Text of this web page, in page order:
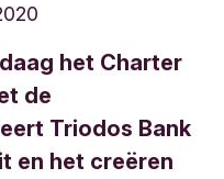
het Charter
de
Triodos Bank
en het creëren